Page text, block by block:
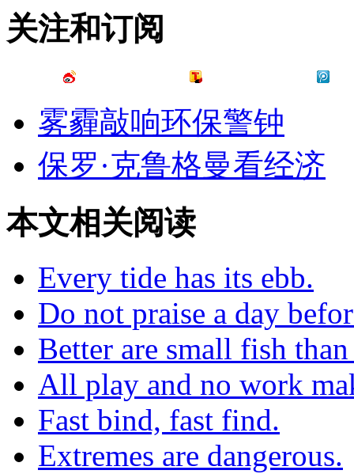
关注和订阅
雾霾敲响环保警钟
保罗·克鲁格曼看经济
本文相关阅读
Every tide has its ebb.
Do not praise a day
Better are small fish
All play and no work
Fast bind, fast find.
Extremes are dangerous.